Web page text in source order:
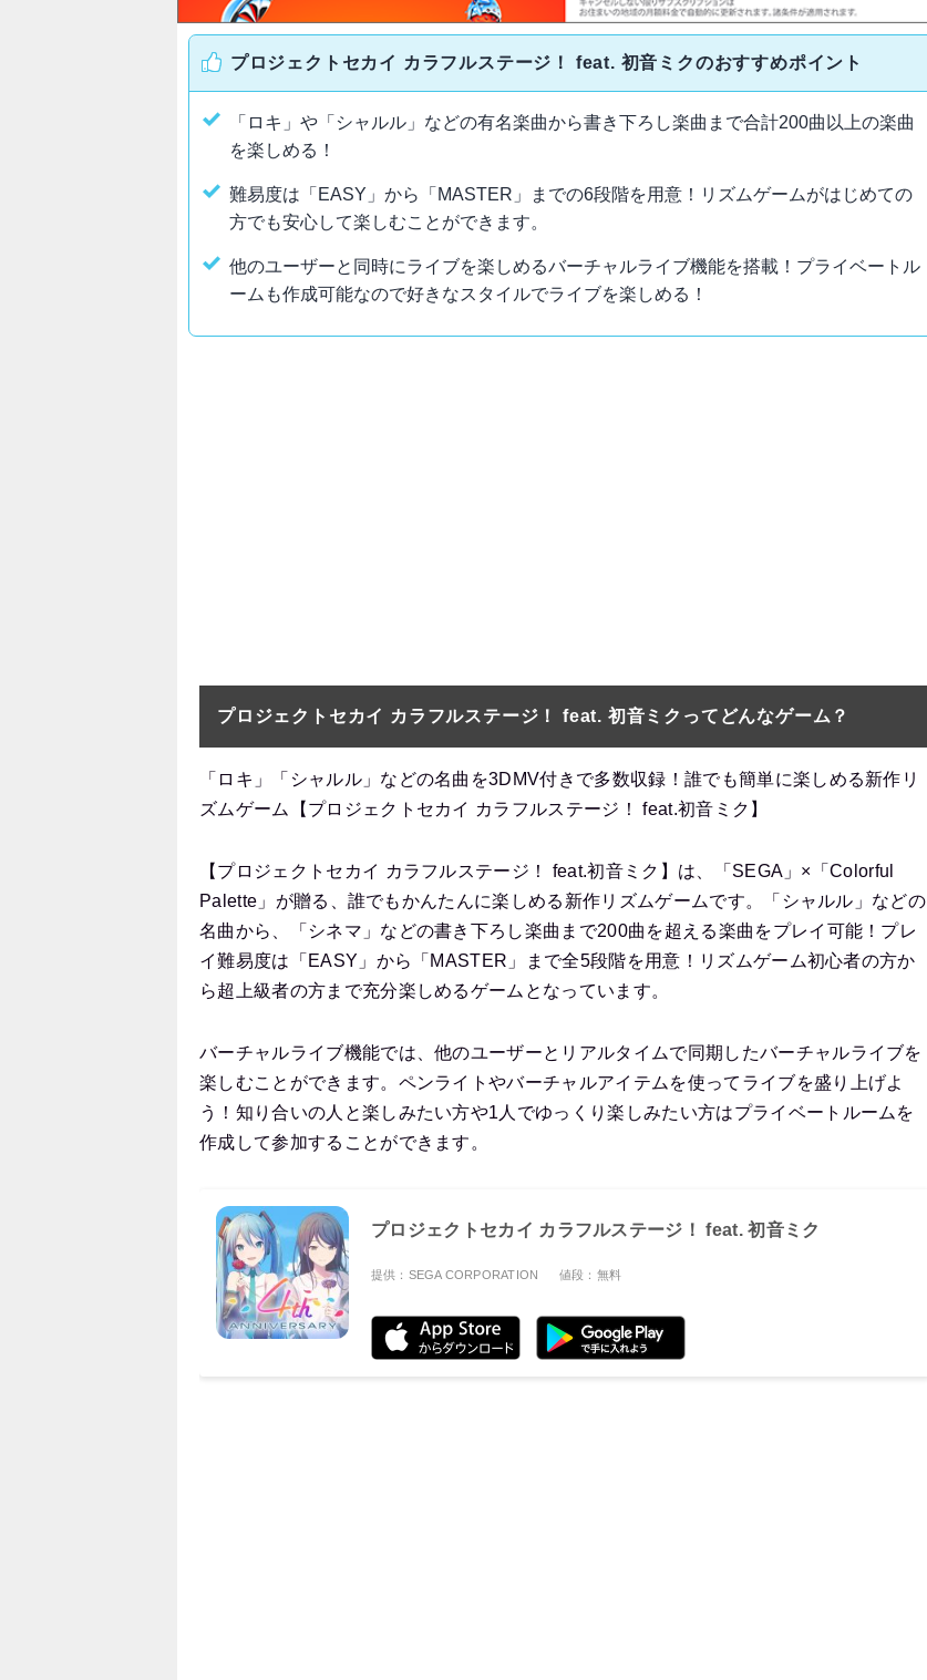
プロジェクトセカイ カラフルステージ！ feat. 初音ミクのおすすめポイント
「ロキ」や「シャルル」などの有名楽曲から書き下ろし楽曲まで合計200曲以上の楽曲
を楽しめる！
難易度は「EASY」から「MASTER」までの6段階を用意！リズムゲームがはじめての
方でも安心して楽しむことができます。
他のユーザーと同時にライブを楽しめるバーチャルライブ機能を搭載！プライベートル
ームも作成可能なので好きなスタイルでライブを楽しめる！
プロジェクトセカイ カラフルステージ！ feat. 初音ミクってどんなゲーム？
「ロキ」「シャルル」などの名曲を3DMV付きで多数収録！誰でも簡単に楽しめる新作リ
ズムゲーム【プロジェクトセカイ カラフルステージ！ feat.初音ミク】
【プロジェクトセカイ カラフルステージ！ feat.初音ミク】は、「SEGA」×「Colorful
Palette」が贈る、誰でもかんたんに楽しめる新作リズムゲームです。「シャルル」などの
名曲から、「シネマ」などの書き下ろし楽曲まで200曲を超える楽曲をプレイ可能！プレ
イ難易度は「EASY」から「MASTER」まで全5段階を用意！リズムゲーム初心者の方か
ら超上級者の方まで充分楽しめるゲームとなっています。
バーチャルライブ機能では、他のユーザーとリアルタイムで同期したバーチャルライブを
楽しむことができます。ペンライトやバーチャルアイテムを使ってライブを盛り上げよ
う！知り合いの人と楽しみたい方や1人でゆっくり楽しみたい方はプライベートルームを
作成して参加することができます。
プロジェクトセカイ カラフルステージ！ feat. 初音ミク
提供：SEGA CORPORATION 値段：無料